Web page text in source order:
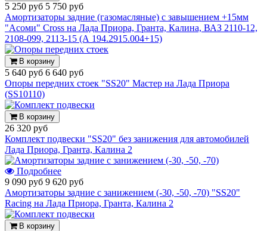
5 250 руб 5 750 руб
Амортизаторы задние (газомасляные) с завышением +15мм
"Асоми" Cross на Лада Приора, Гранта, Калина, ВАЗ 2110-12,
2108-099, 2113-15 (А 194.2915.004+15)
В корзину
5 640 руб 6 640 руб
Опоры передних стоек "SS20" Мастер на Лада Приора
(SS10110)
В корзину
26 320 руб
Комплект подвески "SS20" без занижения для автомобилей
Лада Приора, Гранта, Калина 2
Подробнее
9 090 руб 9 620 руб
Амортизаторы задние с занижением (-30, -50, -70) "SS20"
Racing на Лада Приора, Гранта, Калина 2
В корзину